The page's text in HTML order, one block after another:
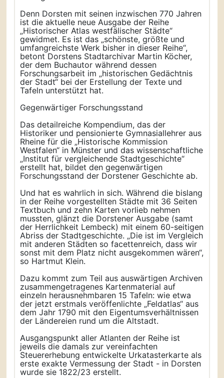
Denn Dorsten mit seinen inzwischen 770 Jahren
ist die aktuelle neue Ausgabe der Reihe
„Historischer Atlas westfälischer Städte“
gewidmet. Es ist das „schönste, größte und
umfangreichste Werk bisher in dieser Reihe“,
betont Dorstens Stadtarchivar Martin Köcher,
der dem Buchautor während dessen
Forschungsarbeit im „historischen Gedächtnis
der Stadt“ bei der Erstellung der Texte und
Tafeln unterstützt hat.
Gegenwärtiger Forschungsstand
Das detailreiche Kompendium, das der
Historiker und pensionierte Gymnasiallehrer aus
Rheine für die „Historische Kommission
Westfalen“ in Münster und das wissenschaftliche
„Institut für vergleichende Stadtgeschichte“
erstellt hat, bildet den gegenwärtigen
Forschungsstand der Dorstener Geschichte ab.
Und hat es wahrlich in sich. Während die bislang
in der Reihe vorgestellten Städte mit 36 Seiten
Textbuch und zehn Karten vorlieb nehmen
mussten, glänzt die Dorstener Ausgabe (samt
der Herrlichkeit Lembeck) mit einem 60-seitigen
Abriss der Stadtgeschichte. „Die ist im Vergleich
mit anderen Städten so facettenreich, dass wir
sonst mit dem Platz nicht ausgekommen wären“,
so Hartmut Klein.
Dazu kommt zum Teil aus auswärtigen Archiven
zusammengetragenes Kartenmaterial auf
einzeln herausnehmbaren 15 Tafeln: wie etwa
der jetzt erstmals veröffenlichte „Feldatlas“ aus
dem Jahr 1790 mit den Eigentumsverhältnissen
der Ländereien rund um die Altstadt.
Ausgangspunkt aller Atlanten der Reihe ist
jeweils die damals zur vereinfachten
Steuererhebung entwickelte Urkatasterkarte als
erste exakte Vermessung der Stadt - in Dorsten
wurde sie 1822/23 erstellt.